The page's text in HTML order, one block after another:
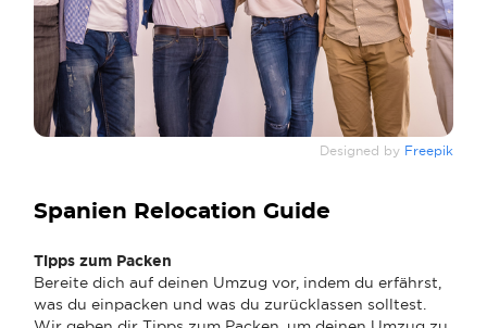
Designed by Freepik
Spanien Relocation Guide
Tipps zum Packen
Bereite dich auf deinen Umzug vor, indem du erfährst,
was du einpacken und was du zurücklassen solltest.